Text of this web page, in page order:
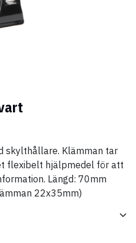
skylthållare. Klämman tar
flexibelt hjälpmedel för att
Längd: 70mm
22x35mm)